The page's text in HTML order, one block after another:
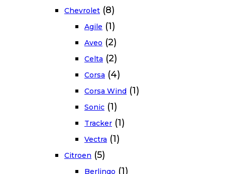
Chevrolet (8)
Agile (1)
Aveo (2)
Celta (2)
Corsa (4)
Corsa Wind (1)
Sonic (1)
Tracker (1)
Vectra (1)
Citroen (5)
Berlingo (1)